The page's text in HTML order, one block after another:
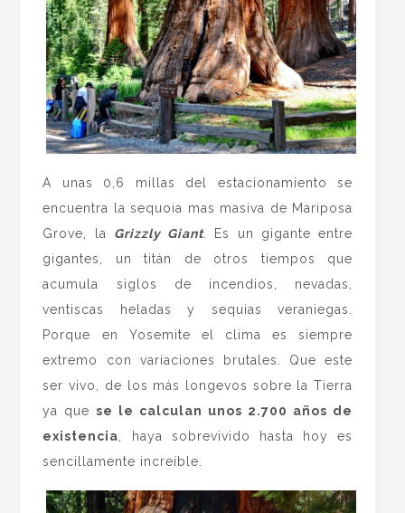
A unas 0,6 millas del estacionamiento se
encuentra la sequoia mas masiva de Mariposa
Grove, la Grizzly Giant. Es un gigante entre
gigantes, un titán de otros tiempos que
acumula siglos de incendios, nevadas,
ventiscas heladas y sequias veraniegas.
Porque en Yosemite el clima es siempre
extremo con variaciones brutales. Que este
ser vivo, de los más longevos sobre la Tierra
ya quese le calculan unos 2.700 años de
existencia , haya sobrevivido hasta hoy es
sencillamente increíble.